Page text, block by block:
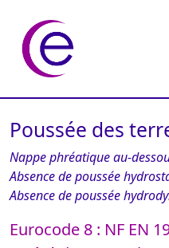
Poussée des
Nappe phréatique au-
Absence de poussée
Absence de poussée
Eurocode 8 : NF EN